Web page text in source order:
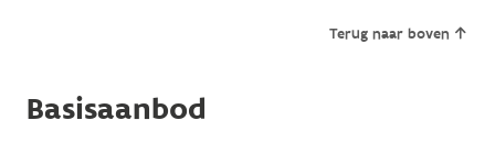
Terug naar boven
Basisaanbod